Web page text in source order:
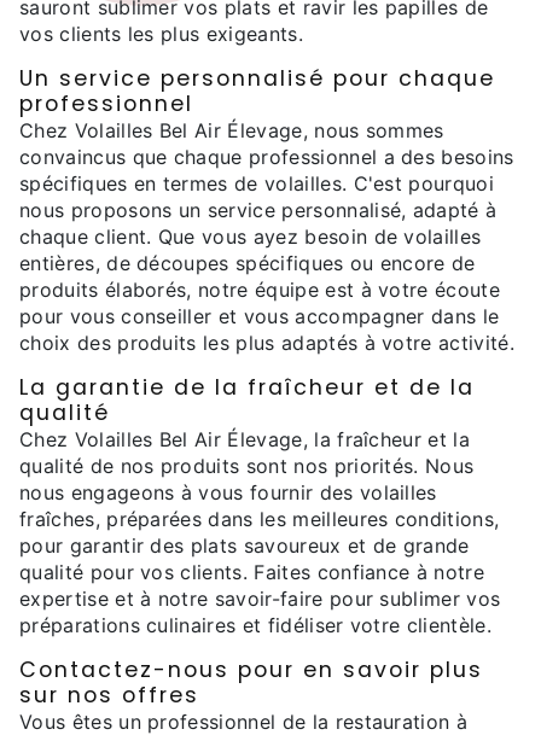
sauront sublimer vos plats et ravir les papilles de
vos clients les plus exigeants.
Un service personnalisé pour chaque
professionnel
Chez Volailles Bel Air Élevage, nous sommes
convaincus que chaque professionnel a des besoins
spécifiques en termes de volailles. C'est pourquoi
nous proposons un service personnalisé, adapté à
chaque client. Que vous ayez besoin de volailles
entières, de découpes spécifiques ou encore de
produits élaborés, notre équipe est à votre écoute
pour vous conseiller et vous accompagner dans le
choix des produits les plus adaptés à votre activité.
La garantie de la fraîcheur et de la
qualité
Chez Volailles Bel Air Élevage, la fraîcheur et la
qualité de nos produits sont nos priorités. Nous
nous engageons à vous fournir des volailles
fraîches, préparées dans les meilleures conditions,
pour garantir des plats savoureux et de grande
qualité pour vos clients. Faites confiance à notre
expertise et à notre savoir-faire pour sublimer vos
préparations culinaires et fidéliser votre clientèle.
Contactez-nous pour en savoir plus
sur nos offres
Vous êtes un professionnel de la restauration à